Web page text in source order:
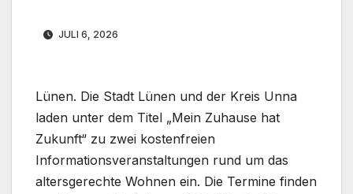
JULI 6, 2026
Lünen. Die Stadt Lünen und der Kreis Unna
laden unter dem Titel „Mein Zuhause hat
Zukunft“ zu zwei kostenfreien
Informationsveranstaltungen rund um das
altersgerechte Wohnen ein. Die Termine finden